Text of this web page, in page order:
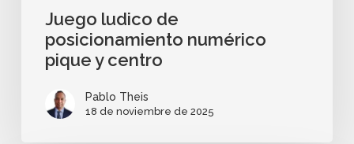
Juego ludico de
posicionamiento numérico
pique y centro
Pablo Theis
18 de noviembre de 2025